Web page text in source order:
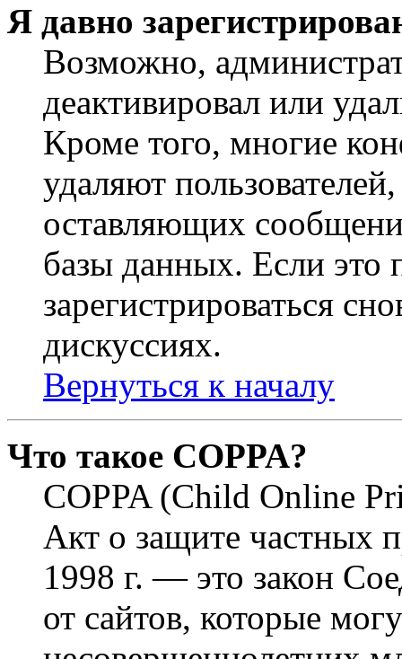
Я давно
Возможно,
деактивировал или
Кроме того, многие
удаляют
оставляющих
базы данных. Если это
зарегистрироваться
дискуссиях.
Вернуться к началу
Что такое COPPA?
COPPA (Child Online
Акт о защите частных
1998 г. — это закон
от сайтов, которые